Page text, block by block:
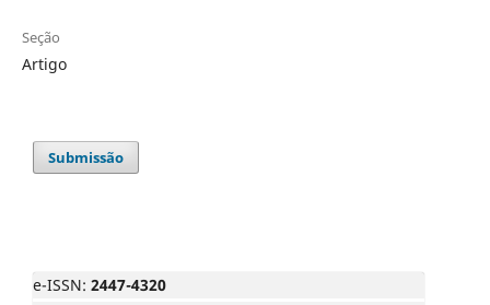
Seção
Artigo
Submissão
e-ISSN: 2447-4320